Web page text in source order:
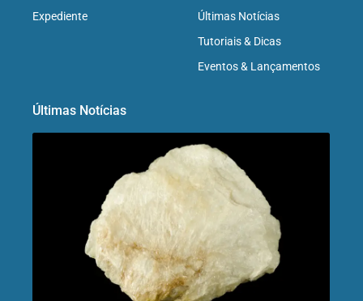
Expediente
Últimas Notícias
Tutoriais & Dicas
Eventos & Lançamentos
Últimas Notícias